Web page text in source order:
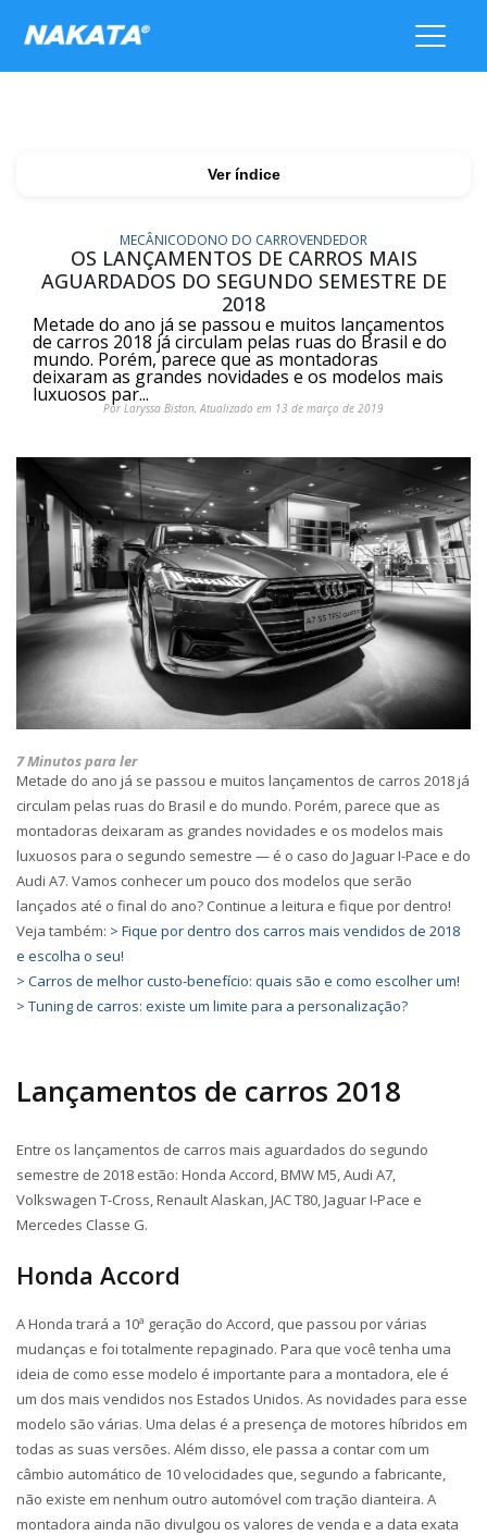
Ver índice
MECÂNICODONO DO CARROVENDEDOR
OS LANÇAMENTOS DE CARROS MAIS
AGUARDADOS DO SEGUNDO SEMESTRE DE
2018
Metade do ano já se passou e muitos lançamentos
de carros 2018 já circulam pelas ruas do Brasil e do
mundo. Porém, parece que as montadoras
deixaram as grandes novidades e os modelos mais
luxuosos par...
Por Laryssa Biston, Atualizado em 13 de março de 2019
7 Minutos para ler
Metade do ano já se passou e muitos lançamentos de carros 2018 já
circulam pelas ruas do Brasil e do mundo. Porém, parece que as
montadoras deixaram as grandes novidades e os modelos mais
luxuosos para o segundo semestre — é o caso do Jaguar I-Pace e do
Audi A7. Vamos conhecer um pouco dos modelos que serão
lançados até o final do ano? Continue a leitura e fique por dentro!
Veja também: > Fique por dentro dos carros mais vendidos de 2018
e escolha o seu!
> Carros de melhor custo-benefício: quais são e como escolher um!
> Tuning de carros: existe um limite para a personalização?
Lançamentos de carros 2018
Entre os lançamentos de carros mais aguardados do segundo
semestre de 2018 estão: Honda Accord, BMW M5, Audi A7,
Volkswagen T-Cross, Renault Alaskan, JAC T80, Jaguar I-Pace e
Mercedes Classe G.
Honda Accord
A Honda trará a 10ª geração do Accord, que passou por várias
mudanças e foi totalmente repaginado. Para que você tenha uma
ideia de como esse modelo é importante para a montadora, ele é
um dos mais vendidos nos Estados Unidos. As novidades para esse
modelo são várias. Uma delas é a presença de motores híbridos em
todas as suas versões. Além disso, ele passa a contar com um
câmbio automático de 10 velocidades que, segundo a fabricante,
não existe em nenhum outro automóvel com tração dianteira. A
montadora ainda não divulgou os valores de venda e a data exata